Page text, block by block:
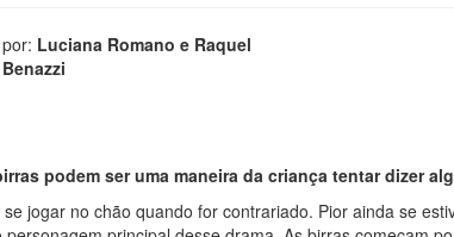
por: Luciana Romano e Raquel
Benazzi
podem ser uma maneira da criança tentar dizer
jogar no chão quando for contrariado. Pior ainda se